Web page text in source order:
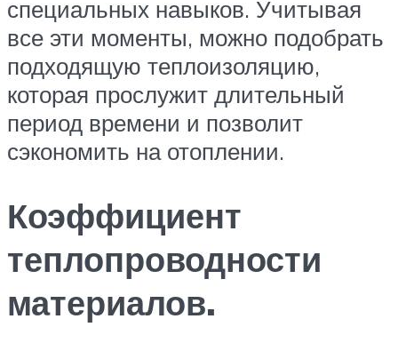
специальных навыков. Учитывая
все эти моменты, можно подобрать
подходящую теплоизоляцию,
которая прослужит длительный
период времени и позволит
сэкономить на отоплении.
Коэффициент
теплопроводности
материалов.